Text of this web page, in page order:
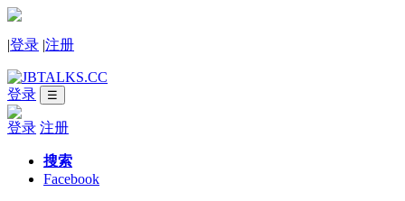
|登录 |注册
登录 ☰
登录 注册
搜索
Facebook